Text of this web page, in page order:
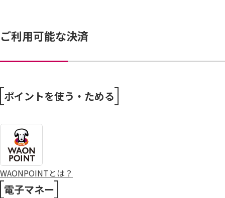
ご利用可能な決済
ポイントを使う・ためる
WAONPOINTとは？
電子マネー